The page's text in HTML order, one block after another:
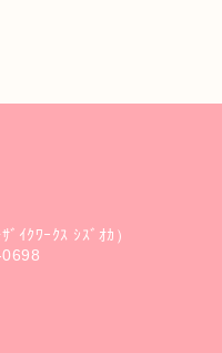
ｲｸﾜｰｸｽ ｼｽﾞｵｶ）